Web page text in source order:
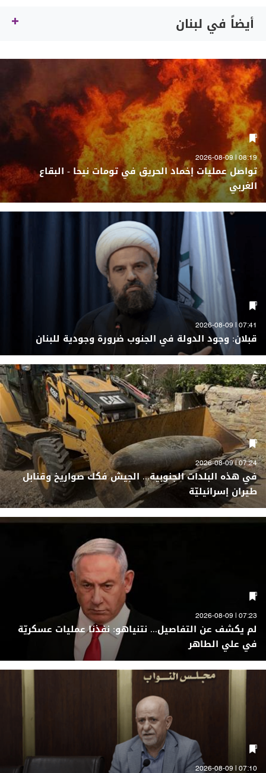
أيضاً في لبنان
08:19 | 2026-08-09
تواصل عمليات إخماد الحريق في تومات نيحا - البقاع
الغربي
07:41 | 2026-08-09
قبلان: وجود الدولة في الجنوب ضرورة وجودية للبنان
07:24 | 2026-08-09
في هذه البلدات الجنوبية... الجيش فكك صواريخ وقنابل
طيران إسرائيليّة
07:23 | 2026-08-09
لم يكشف عن التفاصيل... نتنياهو: نفذنا عمليات عسكريّة
في علي الطاهر
07:10 | 2026-08-09